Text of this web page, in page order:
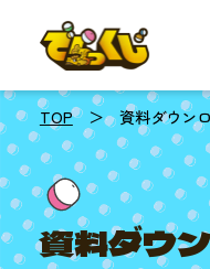
TOP＞ 資料ダウン
資料ダウ